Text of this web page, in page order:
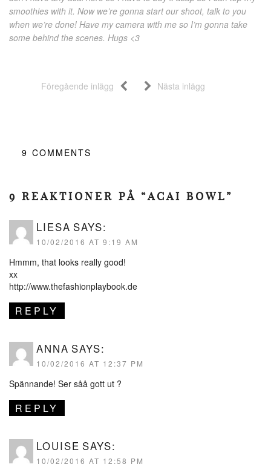
smoothies with it. Now we’re gonna start our shoot, talk to you
when we’re done! Have my camera with me so I’m gonna take
some behind the scenes. Hugs <3
Föregående inlägg Nästa inlägg
9 COMMENTS
9 REAKTIONER PÅ “ACAI BOWL”
LIESA SAYS:
10/02/2016 AT 9:19 AM
Hmmm, that looks really good!
xx
http://www.thefashionplaybook.de
REPLY
ANNA SAYS:
10/02/2016 AT 12:37 PM
Spännande! Ser såå gott ut ?
REPLY
LOUISE SAYS:
10/02/2016 AT 12:58 PM